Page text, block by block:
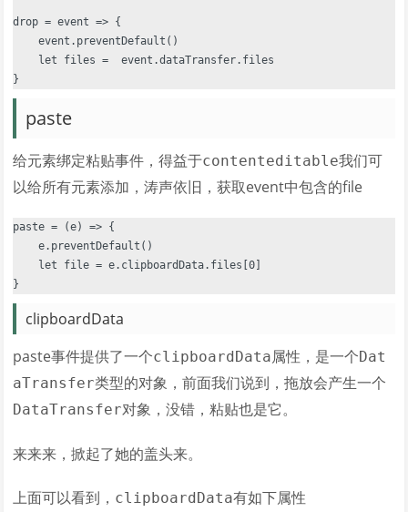
drop = event => {
    event.preventDefault()
    let files =  event.dataTransfer.files
paste
给元素绑定粘贴事件，得益于contenteditable我们可
以给所有元素添加，涛声依旧，获取event中包含的file
paste = (e) => {
    e.preventDefault()
    let file = e.clipboardData.files[0]
clipboardData
paste事件提供了一个clipboardData属性，是一个Dat
aTransfer类型的对象，前面我们说到，拖放会产生一个
DataTransfer对象，没错，粘贴也是它。
来来来，掀起了她的盖头来。
上面可以看到， clipboardData有如下属性